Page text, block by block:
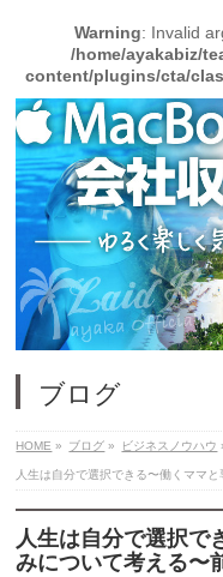
Warning: Invalid
/home/ayakabiz/
content/plugins/cta/
ブログ
HOME » ブログ » ビジネスノウハウ
人生は自分で選択できる〜働くママ
人生は自分で選択で
みについて考える〜